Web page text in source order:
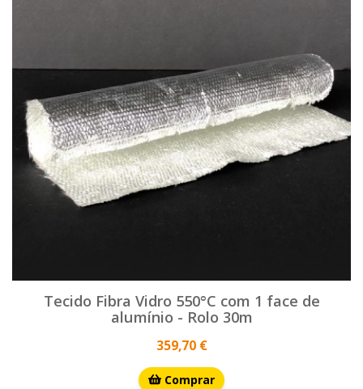
Tecido Fibra Vidro 550°C com 1 face de
alumínio - Rolo 30m
359,70 €
Comprar